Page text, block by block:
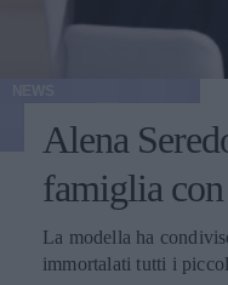
Alena
famiglia
La modella ha
immortalati tutti i